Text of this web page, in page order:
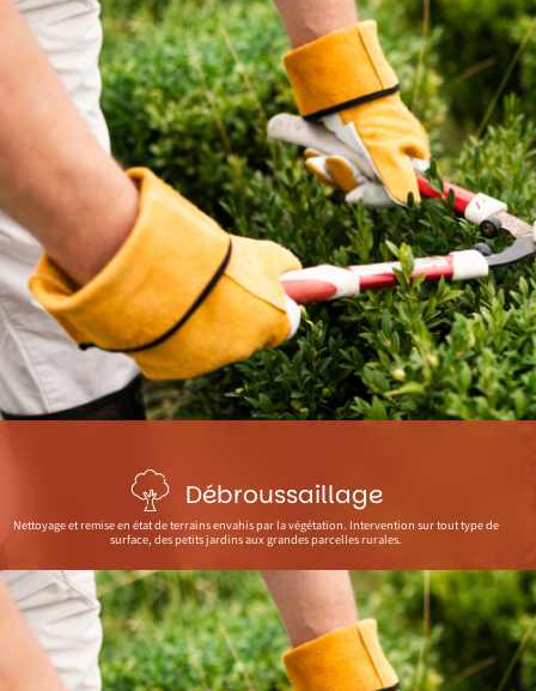
Débroussaillage
Nettoyage et remise en état de terrains envahis par la végétation. Intervention sur tout type de
surface, des petits jardins aux grandes parcelles rurales.